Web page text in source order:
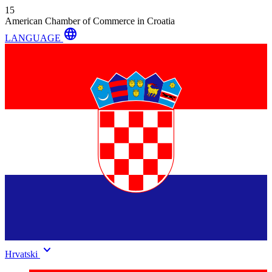
15
American Chamber of Commerce in Croatia
LANGUAGE language
Hrvatski keyboard_arrow_down